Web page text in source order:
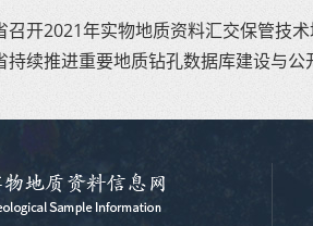
召开2021年实物地质资料汇交保管技
持续推进重要地质钻孔数据库建设与公